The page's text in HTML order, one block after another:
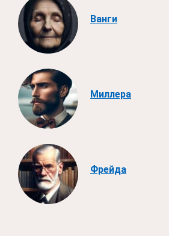
Ванги
Миллера
Фрейда